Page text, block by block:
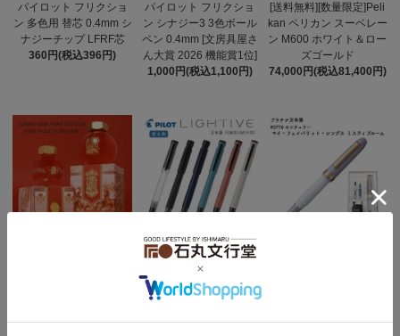
パイロット フリクショ
ン 多色用 替芯 0.4mm シ
ナジーチップ LFRF芯
360円(税込396円)
パイロット フリクショ
ン シナジー3 3色ボール
ペン 0.4mm [文房具屋さ
ん大賞 2026 機能賞1位]
1,000円(税込1,100円)
[送料無料][数量限定]Peli
kan ペリカン スーベレー
ン M600 ホワイト＆ロー
ズゴールド
74,000円(税込81,400円)
パイロット 万年筆 LIGH
TIVE(ライティブ)
2,500円(税込2,750円)